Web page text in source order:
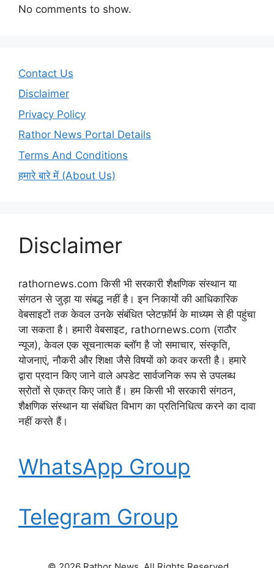
No comments to show.
Contact Us
Disclaimer
Privacy Policy
Rathor News Portal Details
Terms And Conditions
हमारे बारे में (About Us)
Disclaimer
rathornews.com किसी भी सरकारी शैक्षणिक संस्थान या
संगठन से जुड़ा या संबद्ध नहीं है। इन निकायों की आधिकारिक
वेबसाइटों तक केवल उनके संबंधित प्लेटफ़ॉर्म के माध्यम से ही पहुंचा
जा सकता है। हमारी वेबसाइट, rathornews.com (राठौर
न्यूज), केवल एक सूचनात्मक ब्लॉग है जो समाचार, संस्कृति,
योजनाएं, नौकरी और शिक्षा जैसे विषयों को कवर करती है। हमारे
द्वारा प्रदान किए जाने वाले अपडेट सार्वजनिक रूप से उपलब्ध
स्रोतों से एकत्र किए जाते हैं। हम किसी भी सरकारी संगठन,
शैक्षणिक संस्थान या संबंधित विभाग का प्रतिनिधित्व करने का दावा
नहीं करते हैं।
WhatsApp Group
Telegram Group